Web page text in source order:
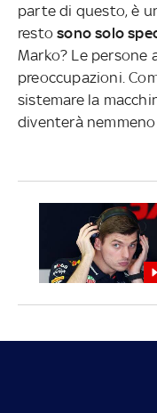
parte di questo, è
restosono solo
Marko? Le persone
preoccupazioni.
sistemare la
diventerà